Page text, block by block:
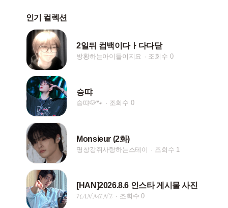
인기 컬렉션
2일뒤 컴백이다ㅏ다다닫
방황하는아이들이지요 조회수 0
승땨
승땨🐶🐾 조회수 0
Monsieur (2화)
명창강쥐사랑하는스테이 조회수 1
[HAN]2026.8.6 인스타 게시물 사진
𝓗𝓐𝓝𝓜𝓘𝓝𝓘 조회수 0